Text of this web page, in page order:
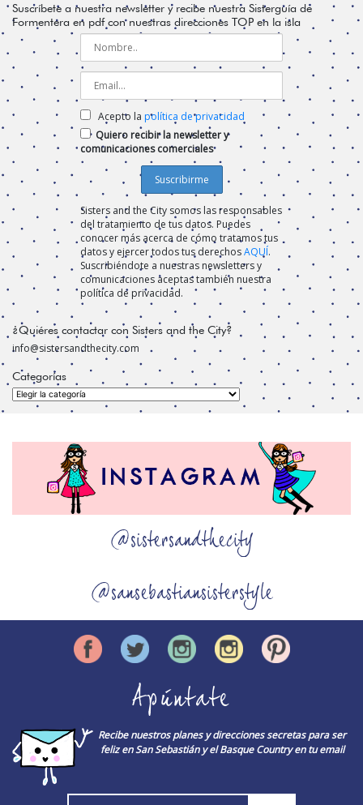
Suscríbete a nuestra newsletter y recibe nuestra Sisterguía de
Formentera en pdf con nuestras direcciones TOP en la isla
Acepto la política de privacidad
Quiero recibir la newsletter y
comunicaciones comerciales
Sisters and the City somos las responsables
del tratamiento de tus datos. Puedes
conocer más acerca de cómo tratamos tus
datos y ejercer todos tus derechosAQUÍ.
Suscribiéndote a nuestras newsletters y
comunicaciones aceptas también nuestra
política de privacidad.
¿Quiéres contactar con Sisters and the City?
info@sistersandthecity.com
Categorías
Categorías
@sistersandthecity
@sansebastiansisterstyle
Apúntate
Recibe nuestros planes y direcciones secretas para ser
feliz en San Sebastián y el Basque Country en tu email